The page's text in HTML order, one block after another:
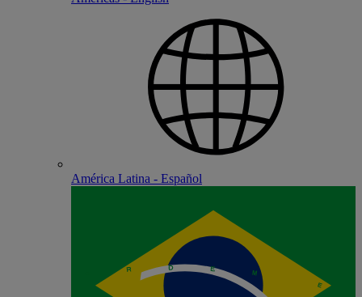
América Latina - Español